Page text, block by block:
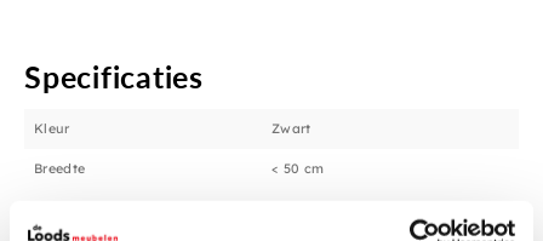
Specificaties
Kleur Zwart
Breedte < 50 cm